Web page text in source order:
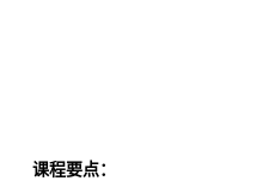
课程要点：